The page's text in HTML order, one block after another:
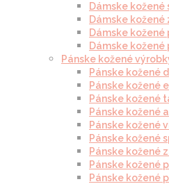
Dámske kožené
Dámske kožené
Dámske kožené
Dámske
Pánske kožené
Pánske kožené
Pánske kožené
Pánske kožené
Pánske kožené
Pánske kožené
Pánske kožené
Pánske kožené
Pánske kožené
Pánske kožené